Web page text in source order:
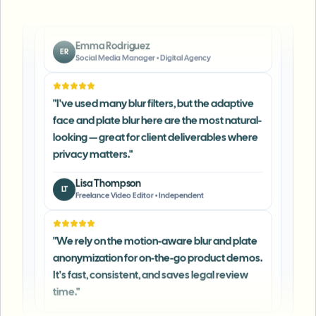
"I've used many blur filters, but the adaptive
face and plate blur here are the most natural-
looking — great for client deliverables where
privacy matters."
LT
Lisa Thompson
"We rely on the motion-aware blur and plate
anonymization for on-the-go product demos.
It's fast, consistent, and saves legal review
time."
MC
Michael Chen